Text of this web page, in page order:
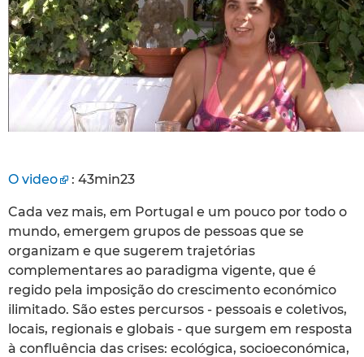
O video : 43min23
Cada vez mais, em Portugal e um pouco por todo o
mundo, emergem grupos de pessoas que se
organizam e que sugerem trajetórias
complementares ao paradigma vigente, que é
regido pela imposição do crescimento económico
ilimitado. São estes percursos - pessoais e coletivos,
locais, regionais e globais - que surgem em resposta
à confluência das crises: ecológica, socioeconómica,